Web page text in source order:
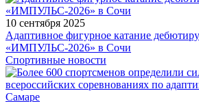
10 сентября 2025
Адаптивное фигурное катание
«ИМПУЛЬС-2026» в Сочи
Спортивные новости